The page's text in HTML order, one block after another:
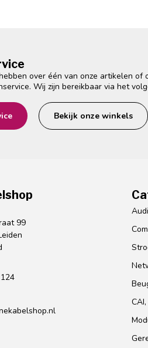
over één van onze artikelen
Wij zijn bereikbaar via het
Bekijk onze winkels
99